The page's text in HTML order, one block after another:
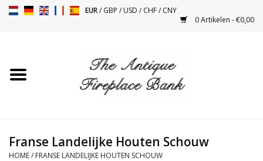
EUR/GBP /USD /CHF/CNY
0 Artikelen - €0,00
Toebehoren
Franse Landelijke Houten Schouw
HOME/ FRANSE LANDELIJKE HOUTEN SCHOUW